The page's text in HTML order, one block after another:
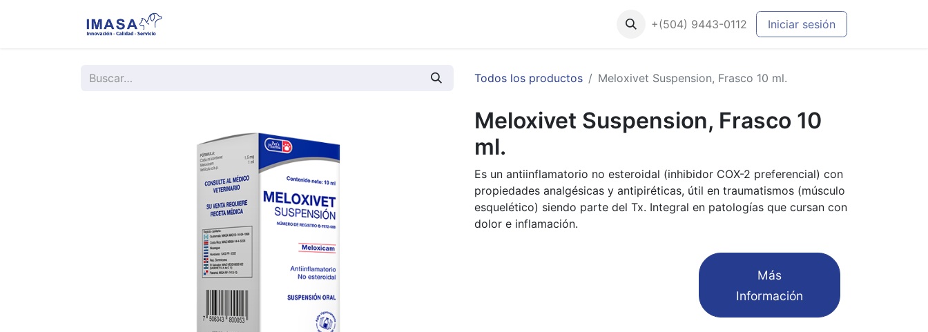
+(504) 9443-0112 Iniciar sesión
Todos los productos Meloxivet Suspension, Frasco 10 ml.
Meloxivet Suspension, Frasco 10
ml.
Es un antiinflamatorio no esteroidal (inhibidor COX-2 preferencial) con
propiedades analgésicas y antipiréticas, útil en traumatismos (músculo
esquelético) siendo parte del Tx. Integral en patologías que cursan con
dolor e inflamación.
​Más
Información